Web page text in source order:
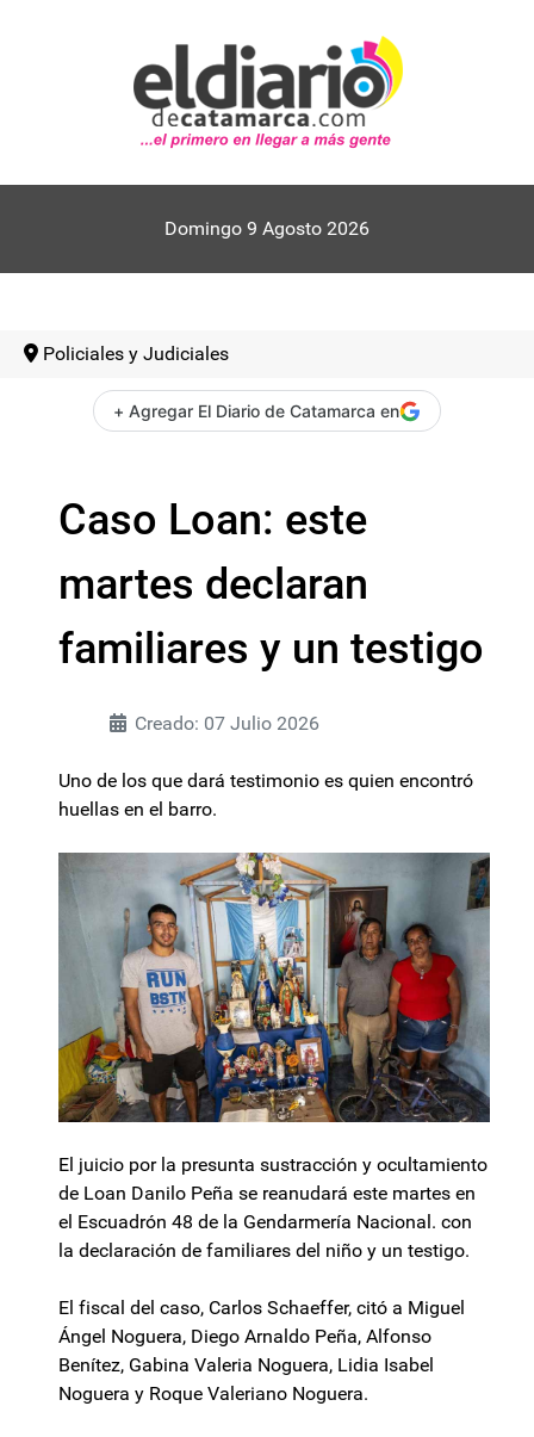
Domingo 9 Agosto 2026
Policiales y Judiciales
+ Agregar El Diario de Catamarca en
Caso Loan: este
martes declaran
familiares y un testigo
Creado: 07 Julio 2026
Uno de los que dará testimonio es quien encontró
huellas en el barro.
El juicio por la presunta sustracción y ocultamiento
de Loan Danilo Peña se reanudará este martes en
el Escuadrón 48 de la Gendarmería Nacional. con
la declaración de familiares del niño y un testigo.
El fiscal del caso, Carlos Schaeffer, citó a Miguel
Ángel Noguera, Diego Arnaldo Peña, Alfonso
Benítez, Gabina Valeria Noguera, Lidia Isabel
Noguera y Roque Valeriano Noguera.